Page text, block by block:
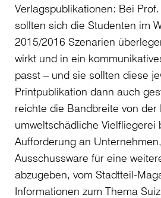
Verlagspublikationen: Bei
sollten sich die Studenten im
2015/2016 Szenarien
wirkt und in ein
passt – und sie sollten diese
Printpublikation dann auch
reichte die Bandbreite von
umweltschädliche Vielfliegerei
Aufforderung an
Ausschussware für eine
abzugeben, vom Stadtteil-
Informationen zum Thema